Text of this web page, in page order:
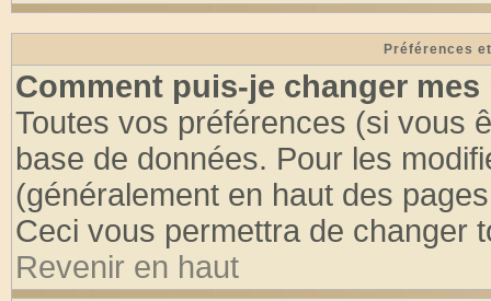
Préférences
Comment puis-je changer mes
Toutes vos préférences (si vous
base de données. Pour les
(généralement en haut des
Ceci vous permettra de changer
Revenir en haut